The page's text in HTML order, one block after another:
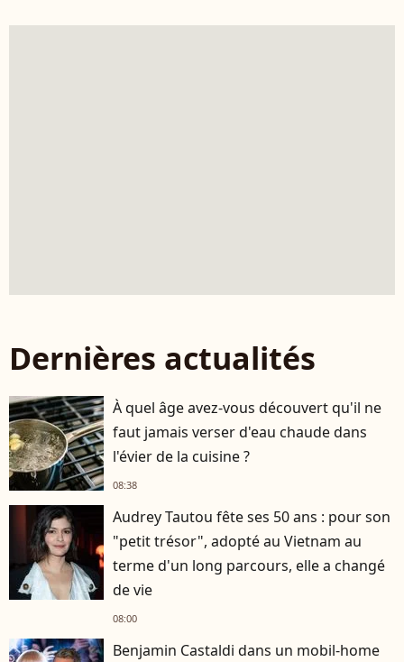
Dernières actualités
À quel âge avez-vous découvert qu'il ne
faut jamais verser d'eau chaude dans
l'évier de la cuisine ?
08:38
Audrey Tautou fête ses 50 ans : pour son
"petit trésor", adopté au Vietnam au
terme d'un long parcours, elle a changé
de vie
08:00
Benjamin Castaldi dans un mobil-home